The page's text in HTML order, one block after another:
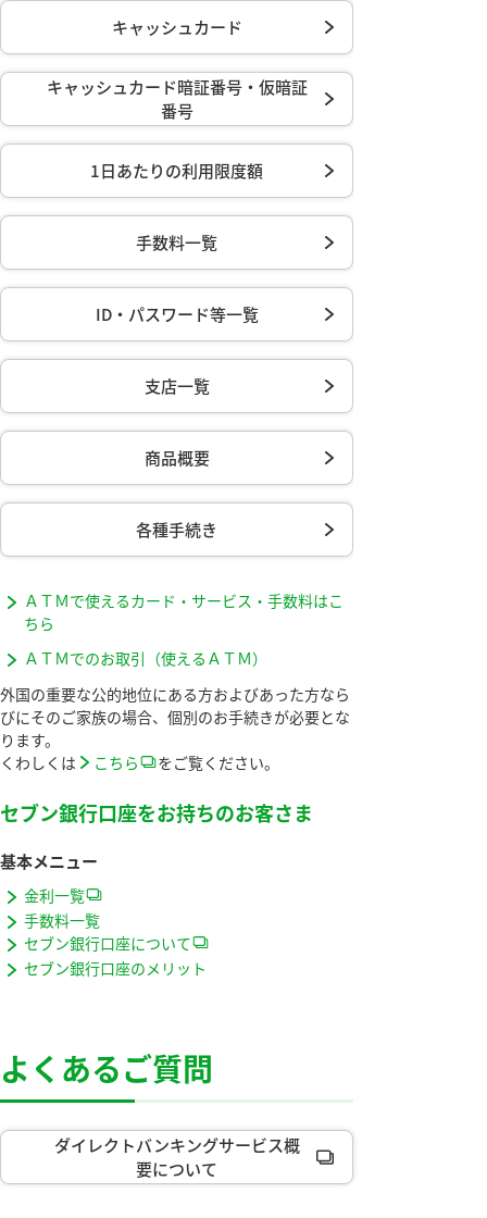
キャッシュカード
キャッシュカード暗証番号・ 仮暗証
番号
1日あたりの利用限度額
手数料一覧
ID・パスワード等一覧
支店一覧
商品概要
各種手続き
ＡＴＭで使えるカード・サービス・手数料はこ
ちら
ＡＴＭでのお取引（使えるＡＴＭ）
外国の重要な公的地位にある方およびあった方なら
びにそのご家族の場合、個別のお手続きが必要とな
ります。
くわしくは
こちら をご覧ください。
セブン銀行口座をお持ちのお客さま
基本メニュー
金利一覧
手数料一覧
セブン銀行口座について
セブン銀行口座のメリット
よくあるご質問
ダイレクトバンキングサービス概
要について